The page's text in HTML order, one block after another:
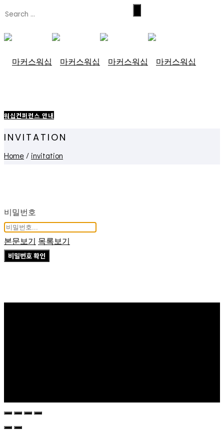
워십컨퍼런스 안내
INVITATION
Home / invitation
비밀번호
본문보기 목록보기
비밀번호 확인